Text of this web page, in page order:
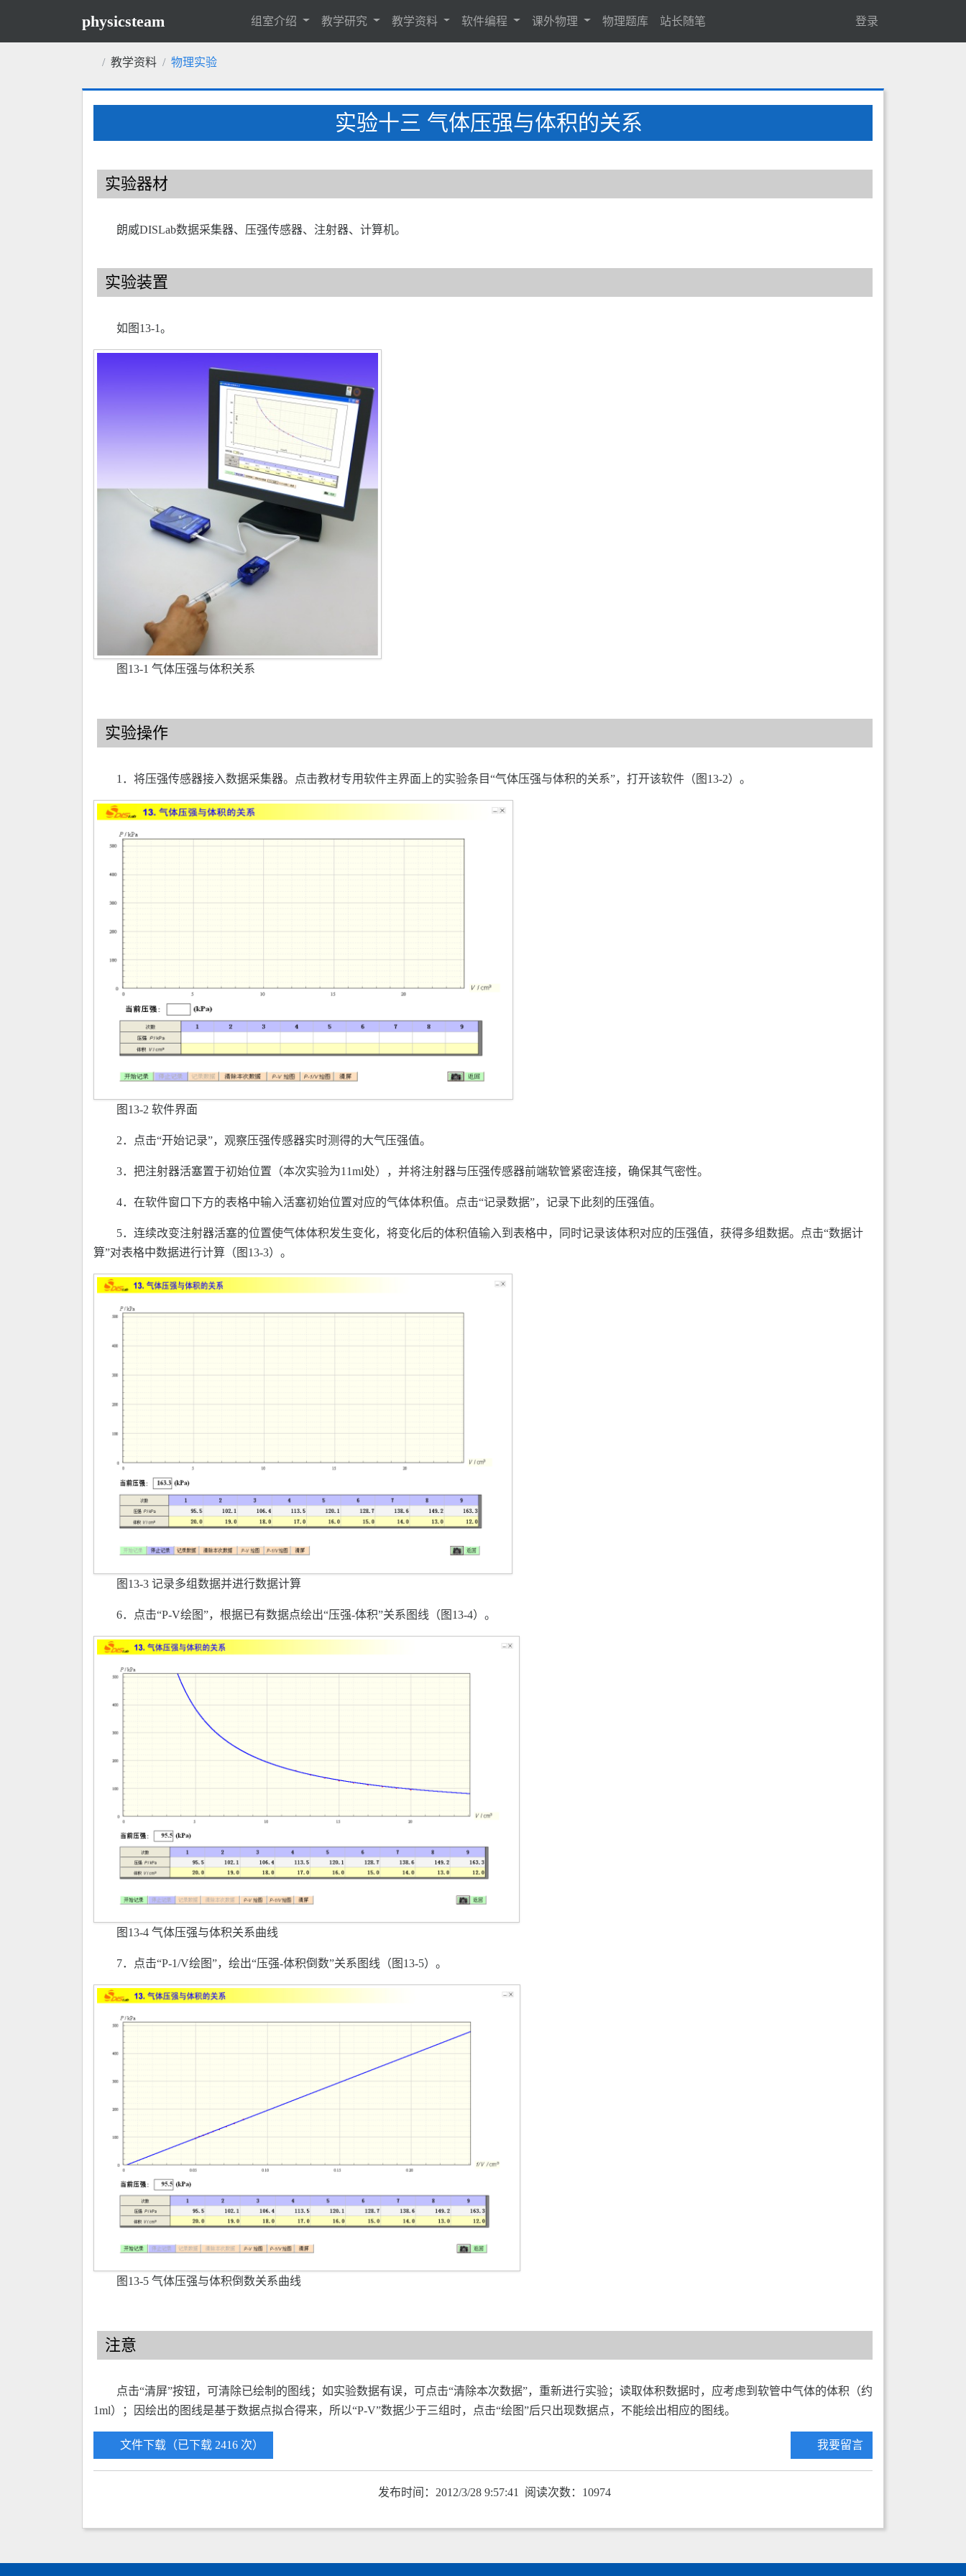
physicsteam 组室介绍 教学研究 教学资料 软件编程 课外物理 物理题库 站长随笔 登录
教学资料 物理实验
实验十三 气体压强与体积的关系
实验器材
朗威DISLab数据采集器、压强传感器、注射器、计算机。
实验装置
如图13-1。
图13-1 气体压强与体积关系
实验操作
1．将压强传感器接入数据采集器。点击教材专用软件主界面上的实验条目“气体压强与体积的关系”，打开该软件（图13-2）。
图13-2 软件界面
2．点击“开始记录”，观察压强传感器实时测得的大气压强值。
3．把注射器活塞置于初始位置（本次实验为11ml处），并将注射器与压强传感器前端软管紧密连接，确保其气密性。
4．在软件窗口下方的表格中输入活塞初始位置对应的气体体积值。点击“记录数据”，记录下此刻的压强值。
5．连续改变注射器活塞的位置使气体体积发生变化，将变化后的体积值输入到表格中，同时记录该体积对应的压强值，获得多组数据。点击“数据计
算”对表格中数据进行计算（图13-3）。
图13-3 记录多组数据并进行数据计算
6．点击“P-V绘图”，根据已有数据点绘出“压强-体积”关系图线（图13-4）。
图13-4 气体压强与体积关系曲线
7．点击“P-1/V绘图”，绘出“压强-体积倒数”关系图线（图13-5）。
图13-5 气体压强与体积倒数关系曲线
注意
点击“清屏”按钮，可清除已绘制的图线；如实验数据有误，可点击“清除本次数据”，重新进行实验；读取体积数据时，应考虑到软管中气体的体积（约
1ml）；因绘出的图线是基于数据点拟合得来，所以“P-V”数据少于三组时，点击“绘图”后只出现数据点，不能绘出相应的图线。
文件下载（已下载 2416 次） 我要留言
发布时间：2012/3/28 9:57:41 阅读次数：10974